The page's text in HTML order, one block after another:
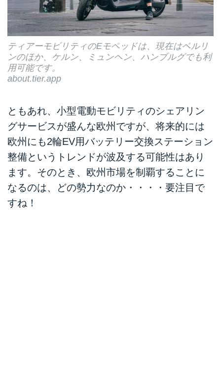
ティアーモビリティのEモペッドは、現在はベルリ
ンのほか、ケルン、ミュンヘン、ハンブルグでも利
用可能です。
about.tier.app
ともあれ、小型電動モビリティのシェアリン
グサービスが盛んな欧州ですが、将来的には
欧州にも2輪EV用バッテリー交換ステーション
整備というトレンドが波及する可能性はあり
ます。そのとき、欧州市場を制覇することに
なるのは、どの勢力なのか・・・・要注目で
すね！